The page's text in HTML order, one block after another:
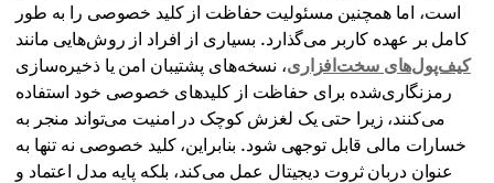
است، اما همچنین مسئولیت حفاظت از کلید خصوصی را به طور
کامل بر عهده کاربر می‌گذارد. بسیاری از افراد از روش‌هایی مانند
کیف‌پول‌های سخت‌افزاری، نسخه‌های پشتیبان امن یا ذخیره‌سازی
رمزنگاری‌شده برای حفاظت از کلیدهای خصوصی خود استفاده
می‌کنند، زیرا حتی یک لغزش کوچک در امنیت می‌تواند منجر به
خسارات مالی قابل توجهی شود. بنابراین، کلید خصوصی نه تنها به
عنوان دربان ثروت دیجیتال عمل می‌کند، بلکه پایه مدل اعتماد و